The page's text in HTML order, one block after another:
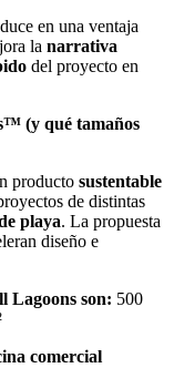
en una ventaja
la narrativa
del proyecto en
(y qué tamaños
producto sustentable
de distintas
playa. La propuesta
diseño e
Lagoons son: 500
comercial